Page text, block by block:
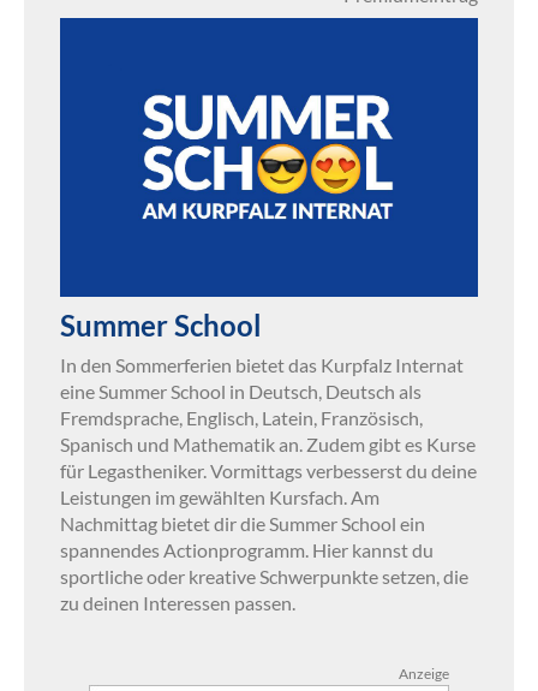
Summer School
In den Sommerferien bietet das Kurpfalz Internat
eine Summer School in Deutsch, Deutsch als
Fremdsprache, Englisch, Latein, Französisch,
Spanisch und Mathematik an. Zudem gibt es Kurse
für Legastheniker. Vormittags verbesserst du deine
Leistungen im gewählten Kursfach. Am
Nachmittag bietet dir die Summer School ein
spannendes Actionprogramm. Hier kannst du
sportliche oder kreative Schwerpunkte setzen, die
zu deinen Interessen passen.
Anzeige